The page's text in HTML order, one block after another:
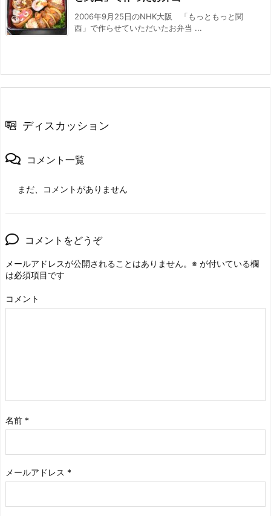
2006年9月25日のNHK大阪 「もっともっと関
西」で作らせていただいたお弁当 ...
ディスカッション
コメント一覧
まだ、コメントがありません
コメントをどうぞ
メールアドレスが公開されることはありません。 ※ が付いている欄
は必須項目です
コメント
名前 *
メールアドレス *